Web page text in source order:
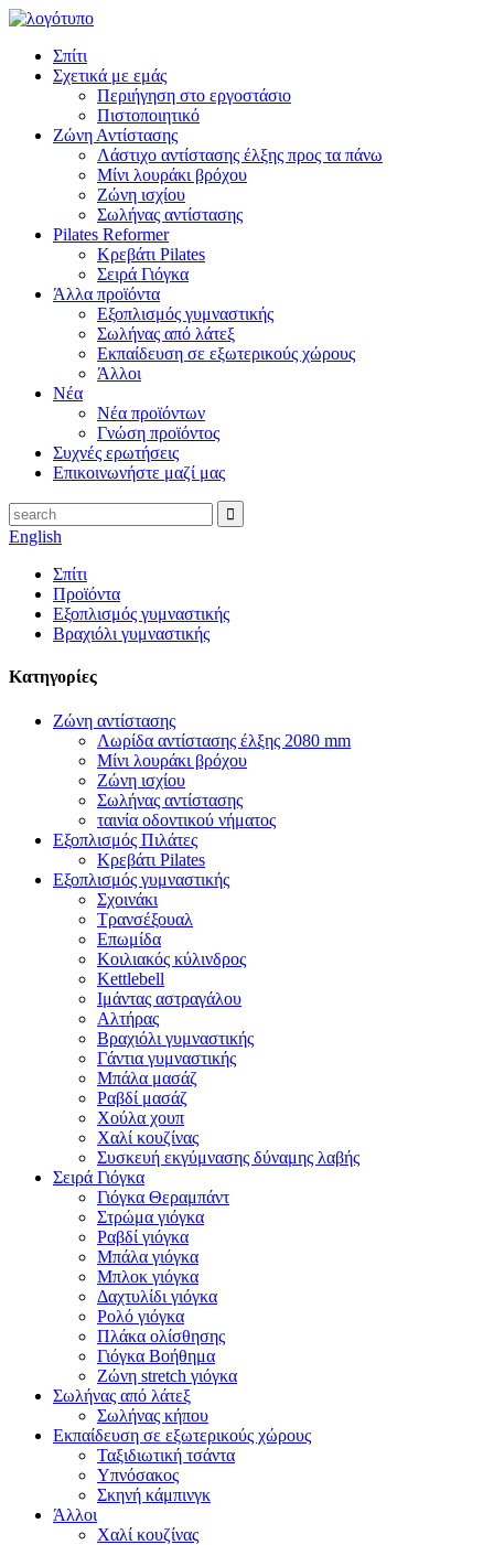
Σπίτι
Σχετικά με εμάς
Περιήγηση στο εργοστάσιο
Πιστοποιητικό
Ζώνη Αντίστασης
Λάστιχο αντίστασης έλξης προς τα πάνω
Μίνι λουράκι βρόχου
Ζώνη ισχίου
Σωλήνας αντίστασης
Pilates Reformer
Κρεβάτι Pilates
Σειρά Γιόγκα
Άλλα προϊόντα
Εξοπλισμός γυμναστικής
Σωλήνας από λάτεξ
Εκπαίδευση σε εξωτερικούς χώρους
Άλλοι
Νέα
Νέα προϊόντων
Γνώση προϊόντος
Συχνές ερωτήσεις
Επικοινωνήστε μαζί μας
English
Σπίτι
Προϊόντα
Εξοπλισμός γυμναστικής
Βραχιόλι γυμναστικής
Κατηγορίες
Ζώνη αντίστασης
Λωρίδα αντίστασης έλξης 2080 mm
Μίνι λουράκι βρόχου
Ζώνη ισχίου
Σωλήνας αντίστασης
ταινία οδοντικού νήματος
Εξοπλισμός Πιλάτες
Κρεβάτι Pilates
Εξοπλισμός γυμναστικής
Σχοινάκι
Τρανσέξουαλ
Επωμίδα
Κοιλιακός κύλινδρος
Kettlebell
Ιμάντας αστραγάλου
Αλτήρας
Βραχιόλι γυμναστικής
Γάντια γυμναστικής
Μπάλα μασάζ
Ραβδί μασάζ
Χούλα χουπ
Χαλί κουζίνας
Συσκευή εκγύμνασης δύναμης λαβής
Σειρά Γιόγκα
Γιόγκα Θεραμπάντ
Στρώμα γιόγκα
Ραβδί γιόγκα
Μπάλα γιόγκα
Μπλοκ γιόγκα
Δαχτυλίδι γιόγκα
Ρολό γιόγκα
Πλάκα ολίσθησης
Γιόγκα Βοήθημα
Ζώνη stretch γιόγκα
Σωλήνας από λάτεξ
Σωλήνας κήπου
Εκπαίδευση σε εξωτερικούς χώρους
Ταξιδιωτική τσάντα
Υπνόσακος
Σκηνή κάμπινγκ
Άλλοι
Χαλί κουζίνας